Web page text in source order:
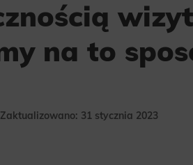
na to
Zaktualizowano: 31 stycznia 2023